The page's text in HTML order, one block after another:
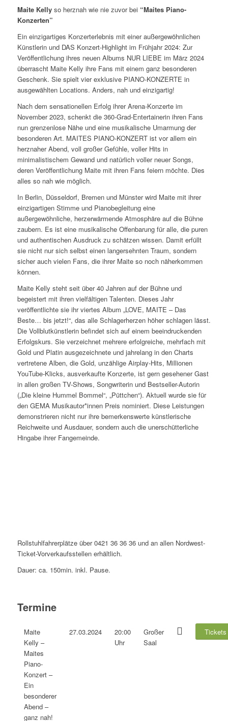
Maite Kellyso herznah wie nie zuvor bei “Maites Piano-
Konzerten”
Ein einzigartiges Konzerterlebnis mit einer außergewöhnlichen
Künstlerin und DAS Konzert-Highlight im Frühjahr 2024: Zur
Veröffentlichung ihres neuen Albums NUR LIEBE im März 2024
überrascht Maite Kelly ihre Fans mit einem ganz besonderen
Geschenk. Sie spielt vier exklusive PIANO-KONZERTE in
ausgewählten Locations. Anders, nah und einzigartig!
Nach dem sensationellen Erfolg ihrer Arena-Konzerte im
November 2023, schenkt die 360-Grad-Entertainerin ihren Fans
nun grenzenlose Nähe und eine musikalische Umarmung der
besonderen Art. MAITES PIANO-KONZERT ist vor allem ein
herznaher Abend, voll großer Gefühle, voller Hits in
minimalistischem Gewand und natürlich voller neuer Songs,
deren Veröffentlichung Maite mit ihren Fans feiern möchte. Dies
alles so nah wie möglich.
In Berlin, Düsseldorf, Bremen und Münster wird Maite mit ihrer
einzigartigen Stimme und Pianobegleitung eine
außergewöhnliche, herzerwärmende Atmosphäre auf die Bühne
zaubern. Es ist eine musikalische Offenbarung für alle, die puren
und authentischen Ausdruck zu schätzen wissen. Damit erfüllt
sie nicht nur sich selbst einen langersehnten Traum, sondern
sicher auch vielen Fans, die ihrer Maite so noch näherkommen
können.
Maite Kelly steht seit über 40 Jahren auf der Bühne und
begeistert mit ihren vielfältigen Talenten. Dieses Jahr
veröffentlichte sie ihr viertes Album „LOVE, MAITE – Das
Beste… bis jetzt!“, das alle Schlagerherzen höher schlagen lässt.
Die Vollblutkünstlerin befindet sich auf einem beeindruckenden
Erfolgskurs. Sie verzeichnet mehrere erfolgreiche, mehrfach mit
Gold und Platin ausgezeichnete und jahrelang in den Charts
vertretene Alben, die Gold, unzählige Airplay-Hits, Millionen
YouTube-Klicks, ausverkaufte Konzerte, ist gern gesehener Gast
in allen großen TV-Shows, Songwriterin und Bestseller-Autorin
(„Die kleine Hummel Bommel“, „Püttchen“). Aktuell wurde sie für
den GEMA Musikautor*innen Preis nominiert. Diese Leistungen
demonstrieren nicht nur ihre bemerkenswerte künstlerische
Reichweite und Ausdauer, sondern auch die unerschütterliche
Hingabe ihrer Fangemeinde.
Rollstuhlfahrerplätze über 0421 36 36 36 und an allen Nordwest-
Ticket-Vorverkaufsstellen erhältlich.
Dauer: ca. 150min. inkl. Pause.
Termine
Maite
Kelly –
Maites
Piano-
Konzert –
Ein
besonderer
Abend –
ganz nah!
27.03.2024
20:00
Uhr
Großer
Saal
Tickets